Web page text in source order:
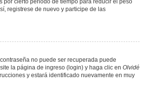
por cierto periodo de tiempo para reducir el peso
registrese de nuevo y participe de las
no puede ser recuperada puede
la página de ingreso (login) y haga clic en Olvidé
y estará identificado nuevamente en muy